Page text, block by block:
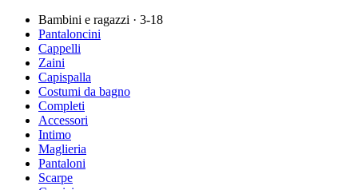
Bambini e ragazzi · 3-18
Pantaloncini
Cappelli
Zaini
Capispalla
Costumi da bagno
Completi
Accessori
Intimo
Maglieria
Pantaloni
Scarpe